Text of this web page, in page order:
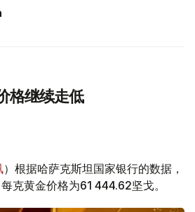
格继续走低
）根据哈萨克斯坦国家银行的数据，
克黄金价格为61 444.62坚戈。